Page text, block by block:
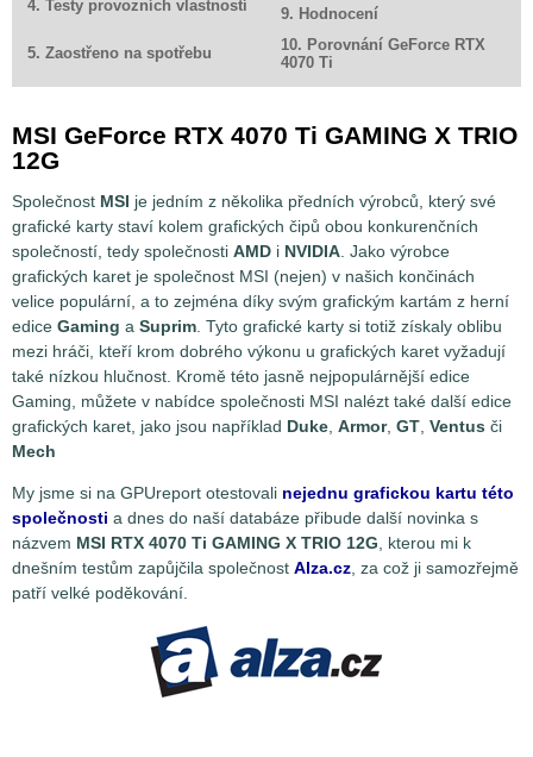
4. Testy provozních vlastností
9. Hodnocení
5. Zaostřeno na spotřebu
10. Porovnání GeForce RTX
4070 Ti
MSI GeForce RTX 4070 Ti GAMING X TRIO
12G
Společnost MSI je jedním z několika předních výrobců, který své
grafické karty staví kolem grafických čipů obou konkurenčních
společností, tedy společnosti AMD i NVIDIA. Jako výrobce
grafických karet je společnost MSI (nejen) v našich končinách
velice populární, a to zejména díky svým grafickým kartám z herní
edice Gaming a Suprim. Tyto grafické karty si totiž získaly oblibu
mezi hráči, kteří krom dobrého výkonu u grafických karet vyžadují
také nízkou hlučnost. Kromě této jasně nejpopulárnější edice
Gaming, můžete v nabídce společnosti MSI nalézt také další edice
grafických karet, jako jsou například Duke, Armor, GT, Ventus či
Mech
My jsme si na GPUreport otestovali nejednu grafickou kartu této
společnosti a dnes do naší databáze přibude další novinka s
názvem MSI RTX 4070 Ti GAMING X TRIO 12G, kterou mi k
dnešním testům zapůjčila společnost Alza.cz, za což ji samozřejmě
patří velké poděkování.